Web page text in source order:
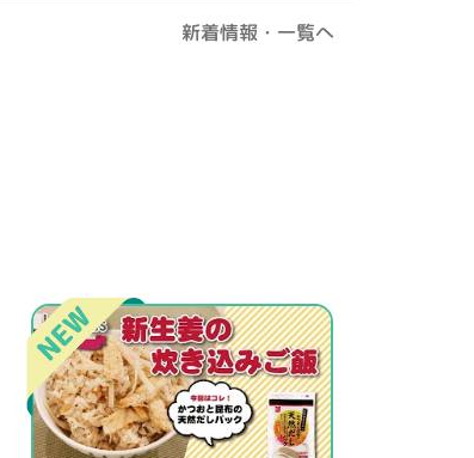
新着情報・一覧へ